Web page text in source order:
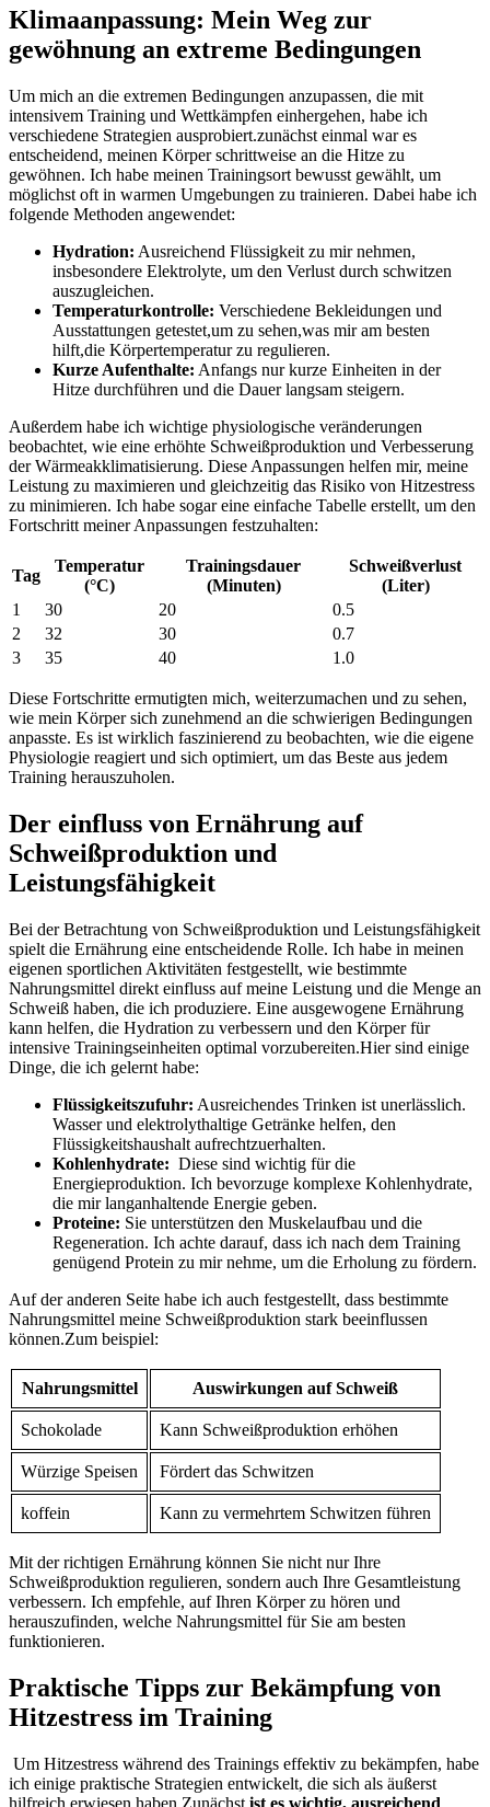
Klimaanpassung: Mein Weg zur
gewöhnung an extreme⁢ Bedingungen
Um mich an die extremen‍ Bedingungen⁤ anzupassen,‍ die mit
intensivem Training ‍und Wettkämpfen einhergehen, habe ich
verschiedene Strategien‌ ausprobiert.zunächst einmal war es
‍entscheidend, meinen Körper schrittweise an die Hitze zu
gewöhnen. Ich habe meinen Trainingsort bewusst ⁤gewählt, ⁤um
möglichst oft in warmen Umgebungen zu⁣ trainieren.‌ Dabei habe‌ ich
folgende Methoden angewendet:
Hydration: Ausreichend Flüssigkeit‍ zu mir nehmen,
insbesondere⁤ Elektrolyte, um den Verlust durch ⁤schwitzen
auszugleichen.
Temperaturkontrolle: Verschiedene Bekleidungen und
Ausstattungen getestet,um zu sehen,was mir⁢ am besten
hilft,die Körpertemperatur zu regulieren.
Kurze Aufenthalte: Anfangs nur kurze Einheiten ‌in der
Hitze durchführen und die Dauer langsam steigern.
Außerdem⁣ habe ich ⁤wichtige physiologische veränderungen
beobachtet, wie eine erhöhte ‍Schweißproduktion und Verbesserung
der ​Wärmeakklimatisierung. Diese Anpassungen helfen⁢ mir, meine
Leistung zu maximieren und gleichzeitig das Risiko von⁤ Hitzestress‌
zu minimieren. Ich habe sogar ⁢eine einfache Tabelle erstellt, um den
Fortschritt meiner ⁤Anpassungen festzuhalten:
Tag
Temperatur⁢
(°C)
Trainingsdauer
(Minuten)
Schweißverlust
(Liter)
1
30 20
0.5
2
32 30
0.7
3
35 40 1.0
Diese Fortschritte ermutigten mich, weiterzumachen und zu sehen,
wie‍ mein Körper sich zunehmend an‍ die schwierigen‌ Bedingungen
anpasste. Es ist wirklich faszinierend zu beobachten, wie die eigene‍
Physiologie reagiert ⁣und sich ​optimiert, um das Beste⁣ aus jedem
Training herauszuholen.
Der einfluss‌ von Ernährung auf
Schweißproduktion und
Leistungsfähigkeit
Bei⁤ der ​Betrachtung von Schweißproduktion und Leistungsfähigkeit
spielt die Ernährung eine​ entscheidende ⁢Rolle. Ich habe in meinen‌
eigenen sportlichen Aktivitäten festgestellt, wie ⁣bestimmte
Nahrungsmittel direkt⁤ einfluss auf meine Leistung und die ‌Menge an
Schweiß ‌haben, die ich produziere. Eine ausgewogene ⁣Ernährung
kann helfen,⁣ die Hydration zu verbessern und den Körper⁢ für
intensive Trainingseinheiten optimal vorzubereiten.Hier sind einige
Dinge, die ich gelernt habe:
Flüssigkeitszufuhr: Ausreichendes‍ Trinken ist unerlässlich.
⁣Wasser und elektrolythaltige ‍Getränke helfen, den
Flüssigkeitshaushalt aufrechtzuerhalten.
Kohlenhydrate: ‍ Diese sind wichtig für die‌
Energieproduktion. Ich bevorzuge komplexe Kohlenhydrate,
die mir langanhaltende Energie ⁣geben.
Proteine: Sie ‍unterstützen den Muskelaufbau und die⁤
Regeneration. ​Ich achte darauf,​ dass ich nach dem Training
genügend Protein zu mir‍ nehme, um die Erholung zu fördern.
Auf der anderen Seite habe ich auch festgestellt,​ dass bestimmte
Nahrungsmittel meine Schweißproduktion stark beeinflussen
können.Zum beispiel:
Nahrungsmittel Auswirkungen auf Schweiß
Schokolade Kann⁢ Schweißproduktion erhöhen
Würzige Speisen Fördert das ​Schwitzen
koffein Kann zu vermehrtem Schwitzen⁢ führen
Mit der richtigen Ernährung können Sie ⁣nicht nur Ihre⁤
Schweißproduktion regulieren, sondern auch Ihre Gesamtleistung
verbessern. Ich empfehle, auf‍ Ihren ​Körper zu hören und
herauszufinden, welche Nahrungsmittel für Sie am besten
funktionieren.
Praktische Tipps zur Bekämpfung von
Hitzestress im Training
⁣ Um‌ Hitzestress während des Trainings effektiv zu bekämpfen, habe
ich einige praktische Strategien entwickelt, die sich als äußerst
hilfreich erwiesen haben.Zunächst⁤ ist es wichtig, ausreichend